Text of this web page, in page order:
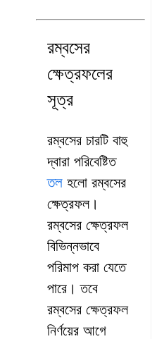
রম্বসের
ক্ষেত্রফলের
সূত্র
রম্বসের চারটি বাহু
দ্বারা পরিবেষ্টিত
তল হলো রম্বসের
ক্ষেত্রফল।
রম্বসের ক্ষেত্রফল
বিভিন্নভাবে
পরিমাপ করা যেতে
পারে। তবে
রম্বসের ক্ষেত্রফল
নির্ণয়ের আগে